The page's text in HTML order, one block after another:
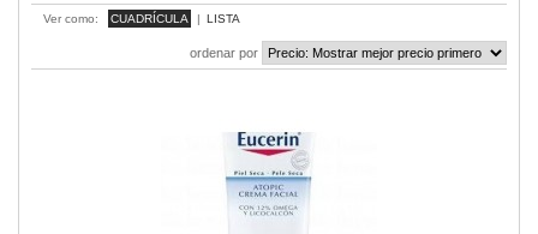
Ver como: CUADRÍCULA | LISTA
ordenar por